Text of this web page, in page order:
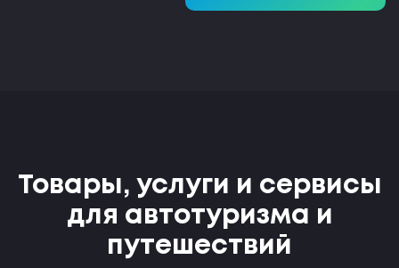
Товары, услуги и сервисы
для автотуризма и
путешествий